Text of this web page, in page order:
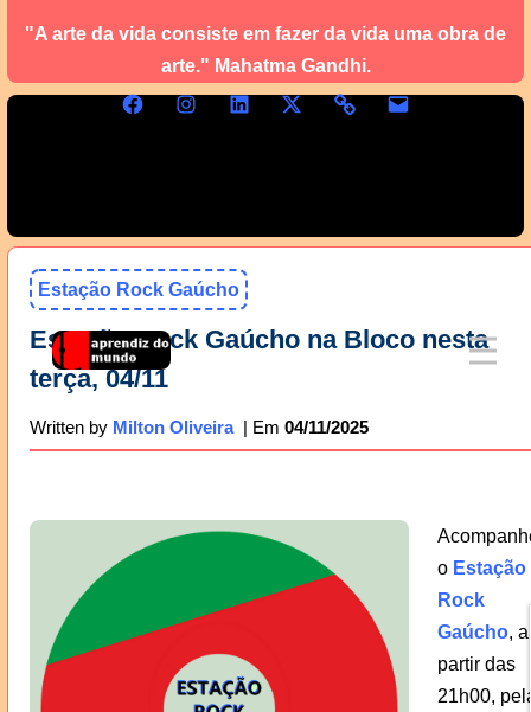
"A arte da vida consiste em fazer da vida uma obra de
arte." Mahatma Gandhi.
Estação Rock Gaúcho
Estação Rock Gaúcho na Bloco nesta
terça, 04/11
Written by Milton Oliveira 04/11/2025
o Estação
Rock
Gaúcho, a
partir das
21h00,